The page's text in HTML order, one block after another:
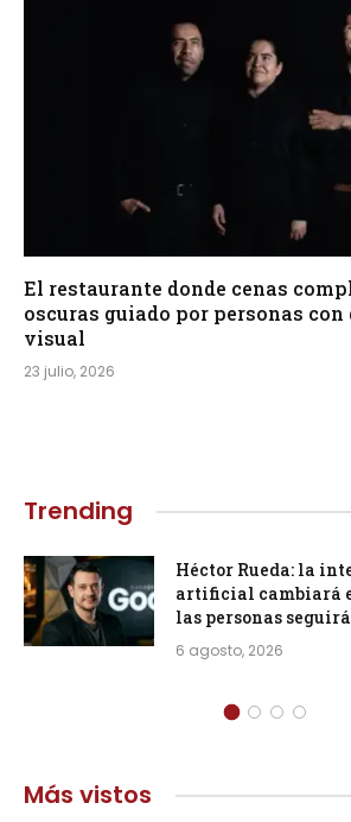
El restaurante donde cenas
oscuras guiado por personas
visual
23 julio, 2026
Trending
Héctor Rueda: la
artificial cambiará
las personas
6 agosto, 2026
Más vistos